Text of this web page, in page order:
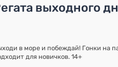
выходного
в море и побеждай! Гонки на
для новичков. 14+